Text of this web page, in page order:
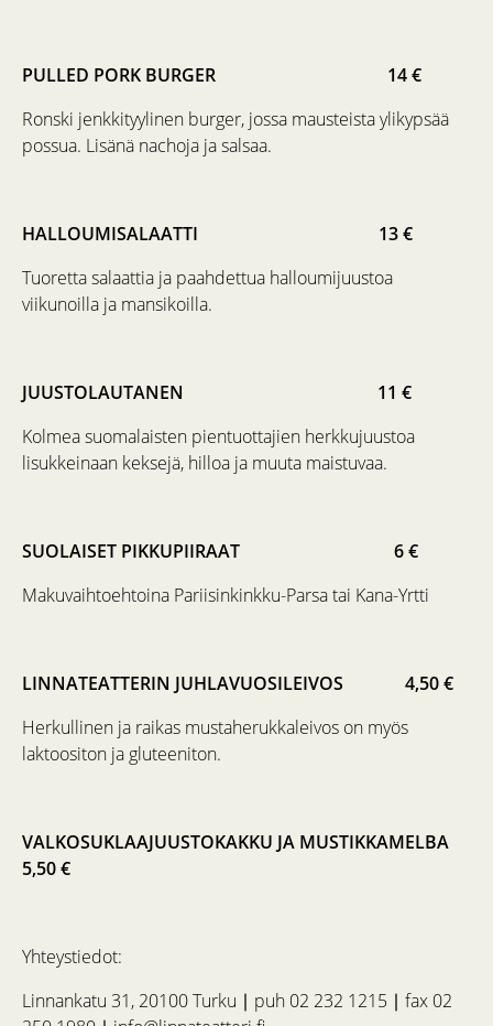
PULLED PORK BURGER 14 €
Ronski jenkkityylinen burger, jossa mausteista ylikypsää
possua. Lisänä nachoja ja salsaa.
HALLOUMISALAATTI 13 €
Tuoretta salaattia ja paahdettua halloumijuustoa
viikunoilla ja mansikoilla.
JUUSTOLAUTANEN 11 €
Kolmea suomalaisten pientuottajien herkkujuustoa
lisukkeinaan keksejä, hilloa ja muuta maistuvaa.
SUOLAISET PIKKUPIIRAAT 6 €
Makuvaihtoehtoina Pariisinkinkku-Parsa tai Kana-Yrtti
LINNATEATTERIN JUHLAVUOSILEIVOS 4,50 €
Herkullinen ja raikas mustaherukkaleivos on myös
laktoositon ja gluteeniton.
VALKOSUKLAAJUUSTOKAKKU JA MUSTIKKAMELBA
5,50 €
Yhteystiedot:
Linnankatu 31, 20100 Turku ∣ puh 02 232 1215 ∣ fax 02